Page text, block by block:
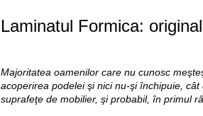
Laminatul Formica:
Majoritatea oamenilor care nu cunosc
acoperirea podelei şi nici nu-şi închipuie,
suprafeţe de mobilier, şi probabil, în primul